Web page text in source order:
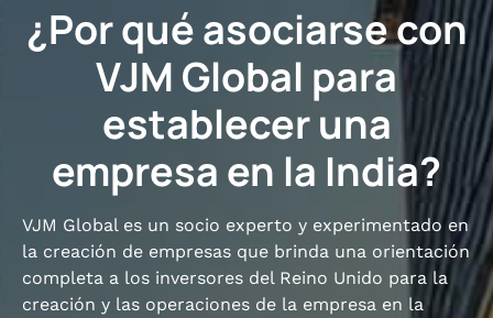
¿Por qué asociarse con
VJM Global para
establecer una
empresa en la India?
VJM Global es un socio experto y experimentado en
la creación de empresas que brinda una orientación
completa a los inversores del Reino Unido para la
creación y las operaciones de la empresa en la